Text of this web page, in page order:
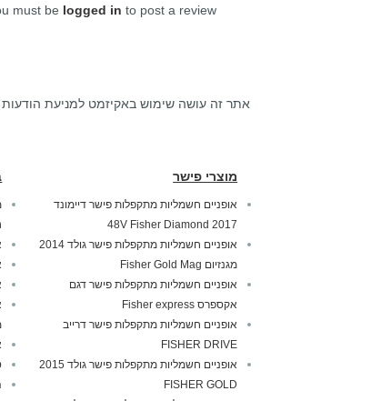
must be logged in to post a review.
אתר זה עושה שימוש באקיזמט למניעת
מוצרי פישר
אופניים חשמליות מתקפלות פישר דיימונד
2017 48V Fisher Diamond
אופניים חשמליות מתקפלות פישר גולד 2014
מגנזיום Fisher Gold Mag
אופניים חשמליות מתקפלות פישר דגם
אקספרס Fisher express
אופניים חשמליות מתקפלות פישר דרייב
FISHER DRIVE
אופניים חשמליות מתקפלות פישר גולד 2015
FISHER GOLD